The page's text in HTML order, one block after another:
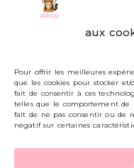
aux
Pour offrir les meilleures
que les cookies pour stocker
fait de consentir à ces
telles que le comportement de
fait de ne pas consentir ou de
négatif sur certaines
Livraisons et
Mon compte
Carte cadeau